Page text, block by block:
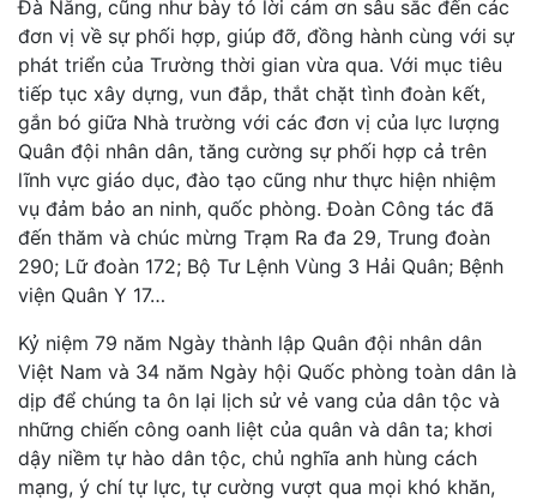
Đà Nẵng, cũng như bày tỏ lời cảm ơn sâu sắc đến các
đơn vị về sự phối hợp, giúp đỡ, đồng hành cùng với sự
phát triển của Trường thời gian vừa qua. Với mục tiêu
tiếp tục xây dựng, vun đắp, thắt chặt tình đoàn kết,
gắn bó giữa Nhà trường với các đơn vị của lực lượng
Quân đội nhân dân, tăng cường sự phối hợp cả trên
lĩnh vực giáo dục, đào tạo cũng như thực hiện nhiệm
vụ đảm bảo an ninh, quốc phòng. Đoàn Công tác đã
đến thăm và chúc mừng Trạm Ra đa 29, Trung đoàn
290; Lữ đoàn 172; Bộ Tư Lệnh Vùng 3 Hải Quân; Bệnh
viện Quân Y 17…
Kỷ niệm 79 năm Ngày thành lập Quân đội nhân dân
Việt Nam và 34 năm Ngày hội Quốc phòng toàn dân là
dịp để chúng ta ôn lại lịch sử vẻ vang của dân tộc và
những chiến công oanh liệt của quân và dân ta; khơi
dậy niềm tự hào dân tộc, chủ nghĩa anh hùng cách
mạng, ý chí tự lực, tự cường vượt qua mọi khó khăn,